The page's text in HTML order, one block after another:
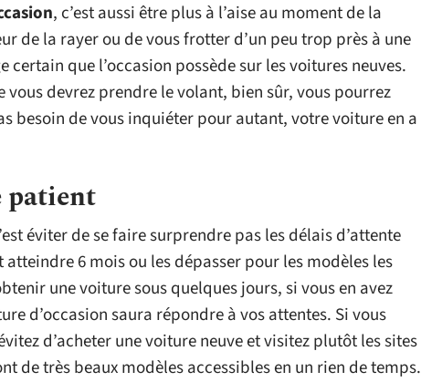
, c’est aussi être plus à l’aise au moment de la
de la rayer ou de vous frotter d’un peu trop près à une
certain que l’occasion possède sur les voitures neuves.
vous devrez prendre le volant, bien sûr, vous pourrez
besoin de vous inquiéter pour autant, votre voiture en a
patient
éviter de se faire surprendre pas les délais d’attente
6 mois ou les dépasser pour les modèles les
une voiture sous quelques jours, si vous en avez
d’occasion saura répondre à vos attentes. Si vous
d’acheter une voiture neuve et visitez plutôt les sites
de très beaux modèles accessibles en un rien de temps.